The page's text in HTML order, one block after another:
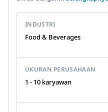
INDUSTRI
Food & Beverages
UKURAN PERUSAHAAN
1 - 10 karyawan